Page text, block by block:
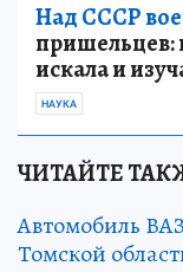
Над СССР
пришельцев:
искала и
НАУКА
ЧИТАЙТЕ
Автомобиль
Томской